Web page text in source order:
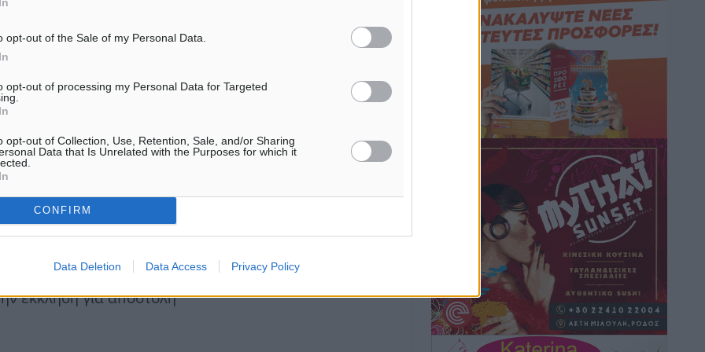
opt-out of the Sale of my Personal Data.
opt-out of processing my Personal Data for Targeted
opt-out of Collection, Use, Retention, Sale, and/or Sharing
Data that Is Unrelated with the Purposes for which it
CONFIRM
Data Deletion Data Access Privacy Policy
να
και άρματα μάχης.
ελαφρύτερο οπλισμό
ημέρες υπήρξε
αποστολή αρμάτων
πρωθυπουργός
φορές όταν ρωτήθηκε
έκκληση για αποστολή
Hotels – Χατζηλαζάρου – Προχωρά
καινούργιο ξενοδοχείο στην Κω
Τοπικές Ειδήσεις• πριν 6 ώρες
Αυτοκίνητο μπήκε παράνομα σε
μονόδρομο στο Μαστιχάρι –
Αναποδογύρισε όχημα με μητέρα και
5χρονο παιδί
πριν 6 ώρες
“Η Ευρώπη αντιμετώπιζε το
προσφυγικό σαν ταινία τρόμου” – Η
συγκλονιστική μαρτυρία της Χαρούλας
Γιασιράνη στον RV για τα γεγονότα που
οδήγησαν στο Σύμφωνο της Λέρου
Τοπικές Ειδήσεις πριν 6 ώρες
Συναυλία με τον Γιάννη Κότσιρα στις